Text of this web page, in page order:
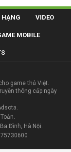
HẠNG VIDEO
MOBILE
game thủ Việt.
thông cấp ngày
Đình, Hà Nội.